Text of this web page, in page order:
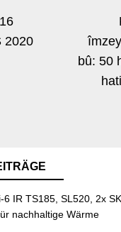
2020
bû: 50
6 IR TS185, SL520, 2x
nachhaltige Wärme